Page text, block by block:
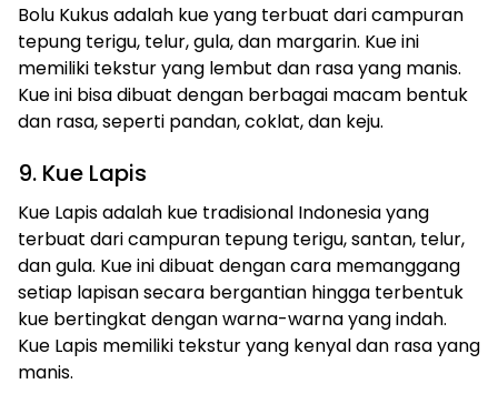
Bolu Kukus adalah kue yang terbuat dari campuran
tepung terigu, telur, gula, dan margarin. Kue ini
memiliki tekstur yang lembut dan rasa yang manis.
Kue ini bisa dibuat dengan berbagai macam bentuk
dan rasa, seperti pandan, coklat, dan keju.
9. Kue Lapis
Kue Lapis adalah kue tradisional Indonesia yang
terbuat dari campuran tepung terigu, santan, telur,
dan gula. Kue ini dibuat dengan cara memanggang
setiap lapisan secara bergantian hingga terbentuk
kue bertingkat dengan warna-warna yang indah.
Kue Lapis memiliki tekstur yang kenyal dan rasa yang
manis.